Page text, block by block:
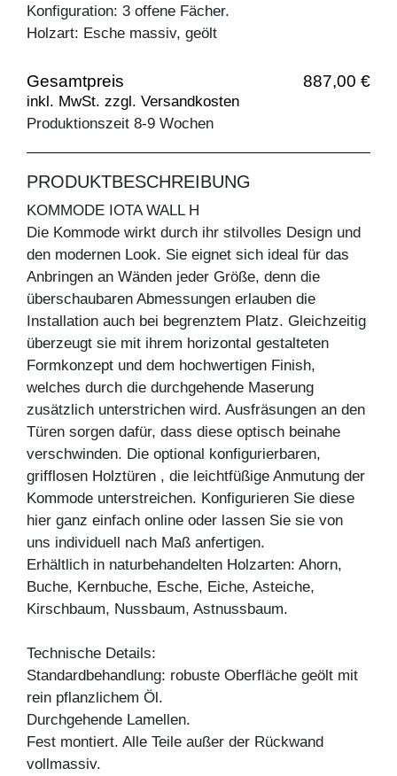
Konfiguration: 3 offene Fächer.
Holzart: Esche massiv, geölt
Gesamtpreis 887,00 €
inkl. MwSt. zzgl. Versandkosten
Produktionszeit 8-9 Wochen
PRODUKTBESCHREIBUNG
KOMMODE IOTA WALL H
Die Kommode wirkt durch ihr stilvolles Design und
den modernen Look. Sie eignet sich ideal für das
Anbringen an Wänden jeder Größe, denn die
überschaubaren Abmessungen erlauben die
Installation auch bei begrenztem Platz. Gleichzeitig
überzeugt sie mit ihrem horizontal gestalteten
Formkonzept und dem hochwertigen Finish,
welches durch die durchgehende Maserung
zusätzlich unterstrichen wird. Ausfräsungen an den
Türen sorgen dafür, dass diese optisch beinahe
verschwinden. Die optional konfigurierbaren,
grifflosen Holztüren , die leichtfüßige Anmutung der
Kommode unterstreichen. Konfigurieren Sie diese
hier ganz einfach online oder lassen Sie sie von
uns individuell nach Maß anfertigen.
Erhältlich in naturbehandelten Holzarten: Ahorn,
Buche, Kernbuche, Esche, Eiche, Asteiche,
Kirschbaum, Nussbaum, Astnussbaum.
Technische Details:
Standardbehandlung: robuste Oberfläche geölt mit
rein pflanzlichem Öl.
Durchgehende Lamellen.
Fest montiert. Alle Teile außer der Rückwand
vollmassiv.